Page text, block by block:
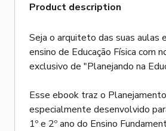
Product description
Seja o arquiteto das suas aulas
ensino de Educação Física com
exclusivo de "Planejando na
Esse ebook traz o
especialmente desenvolvido
1º e 2º ano do Ensino